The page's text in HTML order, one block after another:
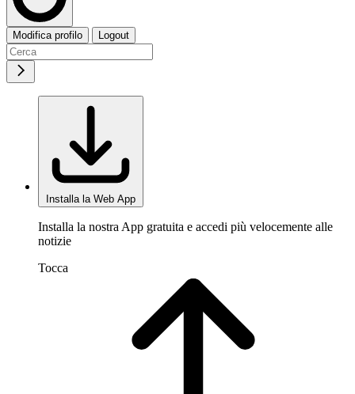
Modifica profilo Logout
Installa la Web App
Installa la nostra App gratuita e accedi più velocemente alle
notizie
Tocca